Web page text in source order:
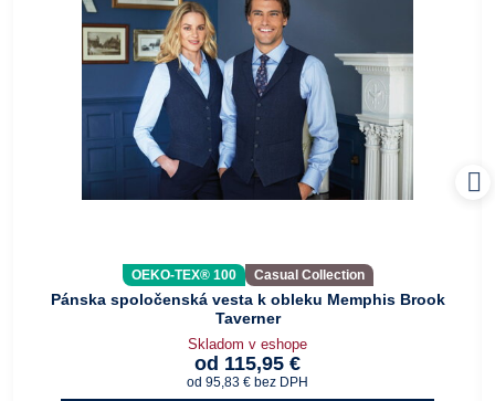
OEKO-TEX® 100 Casual Collection
Pánska spoločenská vesta k obleku Memphis Brook
Taverner
Skladom v eshope
od 115,95 €
od 95,83 € bez DPH